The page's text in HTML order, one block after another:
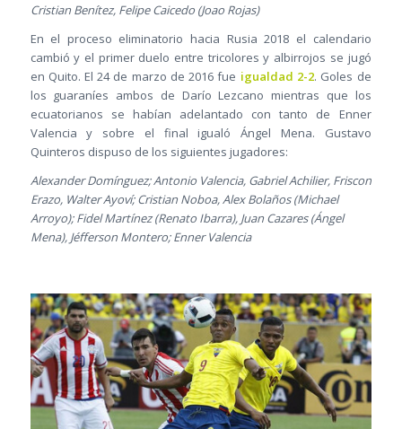
Cristian Benítez, Felipe Caicedo (Joao Rojas)
En el proceso eliminatorio hacia Rusia 2018 el calendario
cambió y el primer duelo entre tricolores y albirrojos se jugó
en Quito. El 24 de marzo de 2016 fue igualdad 2-2. Goles de
los guaraníes ambos de Darío Lezcano mientras que los
ecuatorianos se habían adelantado con tanto de Enner
Valencia y sobre el final igualó Ángel Mena. Gustavo
Quinteros dispuso de los siguientes jugadores:
Alexander Domínguez; Antonio Valencia, Gabriel Achilier, Friscon
Erazo, Walter Ayoví; Cristian Noboa, Alex Bolaños (Michael
Arroyo); Fidel Martínez (Renato Ibarra), Juan Cazares (Ángel
Mena), Jéfferson Montero; Enner Valencia